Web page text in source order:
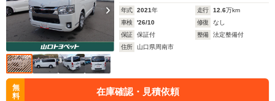
年式 2021年 走行 12.6万km
車検
'26/10 修復
なし
保証
保証付 整備
法定整備付
住所
山口県周南市
無
料
在庫確認・見積依頼